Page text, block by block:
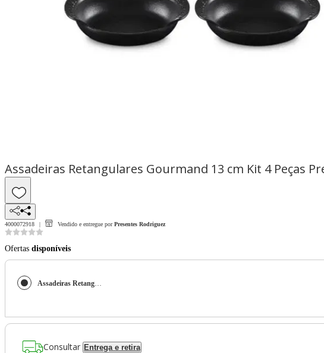
Assadeiras Retangulares Gourmand 13 cm Kit 4 Peças
4000072918 Vendido e entregue por Presentes Rodriguez
Ofertas disponíveis
Assadeiras Retangulares Gourmand 13 cm Kit 4 Peças Preto Matte Black Le Creuset
Consultar Entrega e retira